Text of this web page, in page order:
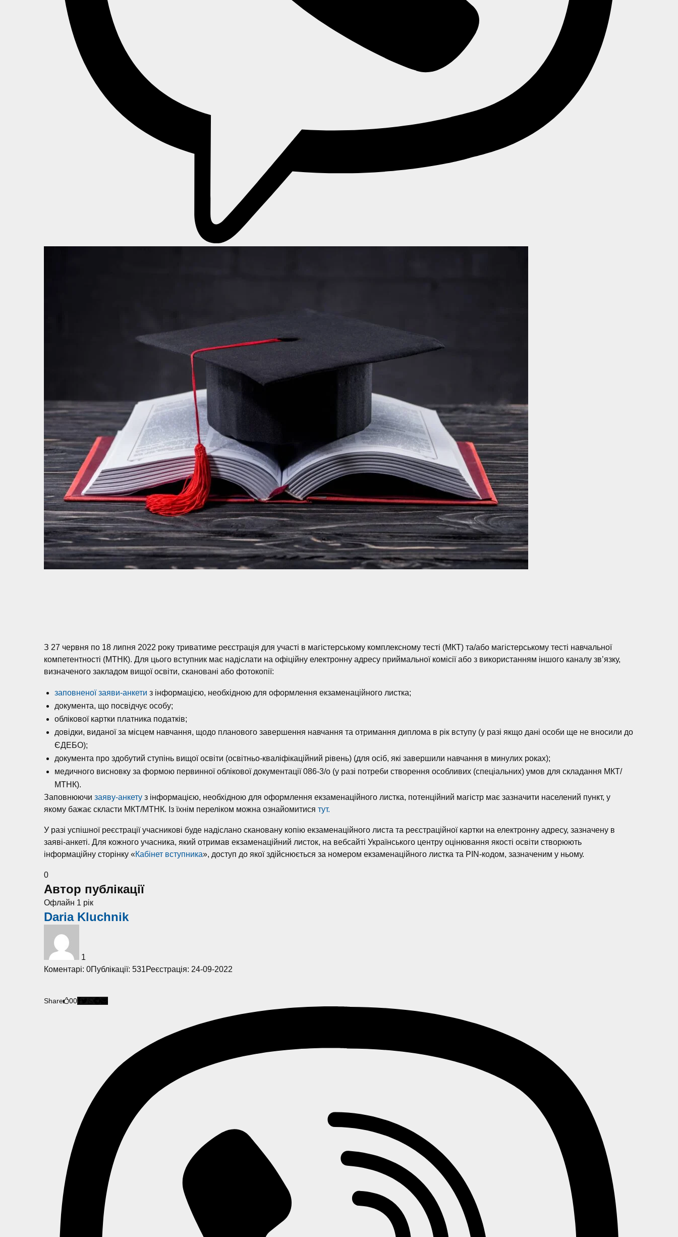
З 27 червня по 18 липня 2022 року триватиме реєстрація для участі в магістерському комплексному тесті (МКТ) та/або магістерському тесті навчальної
компетентності (МТНК). Для цього вступник має надіслати на офіційну електронну адресу приймальної комісії або з використанням іншого каналу зв’язку,
визначеного закладом вищої освіти, скановані або фотокопії:
заповненої заяви-анкети з інформацією, необхідною для оформлення екзаменаційного листка;
документа, що посвідчує особу;
облікової картки платника податків;
довідки, виданої за місцем навчання, щодо планового завершення навчання та отримання диплома в рік вступу (у разі якщо дані особи ще не вносили до
ЄДЕБО);
документа про здобутий ступінь вищої освіти (освітньо-кваліфікаційний рівень) (для осіб, які завершили навчання в минулих роках);
медичного висновку за формою первинної облікової документації 086-3/о (у разі потреби створення особливих (спеціальних) умов для складання МКТ/
МТНК).
Заповнюючи заяву-анкету з інформацією, необхідною для оформлення екзаменаційного листка, потенційний магістр має зазначити населений пункт, у
якому бажає скласти МКТ/МТНК. Із їхнім переліком можна ознайомитися тут.
У разі успішної реєстрації учасникові буде надіслано скановану копію екзаменаційного листа та реєстраційної картки на електронну адресу, зазначену в
заяві-анкеті. Для кожного учасника, який отримав екзаменаційний листок, на вебсайті Українського центру оцінювання якості освіти створюють
інформаційну сторінку «Кабінет вступника», доступ до якої здійснюється за номером екзаменаційного листка та РIN-кодом, зазначеним у ньому.
0
Автор публікації
Офлайн 1 рік
Daria Kluchnik
1
Коментарі: 0Публікації: 531Реєстрація: 24-09-2022
Share 00